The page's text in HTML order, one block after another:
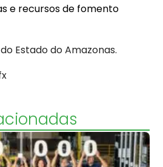
e recursos de fomento
Estado do Amazonas.